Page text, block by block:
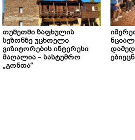
თუშეთში ზაფხულის
სეზონზე უცხოელი
ვიზიტორების ინტერესი
მაღალია – სასტუმრო
„გონთა“